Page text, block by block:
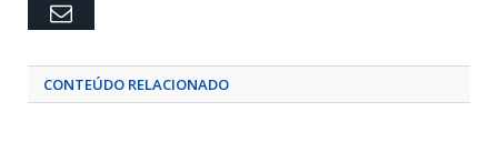
Email
CONTEÚDO RELACIONADO